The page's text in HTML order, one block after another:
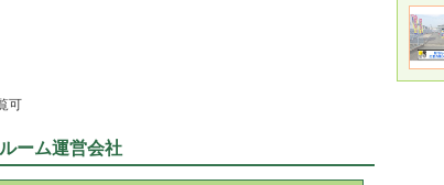
可
ーム運営会社